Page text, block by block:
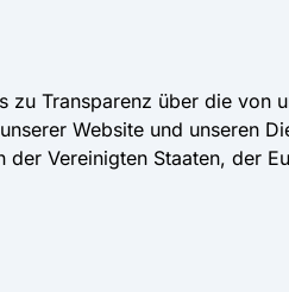
zu Transparenz über die von
Website und unseren
Vereinigten Staaten, der